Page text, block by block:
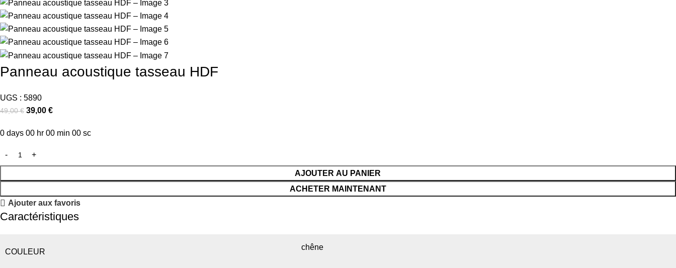
Panneau acoustique tasseau HDF
UGS : 5890
49,00€ 39,00 €
0 days 00 hr 00 min 00 sc
AJOUTER AU PANIER
ACHETER MAINTENANT
Ajouter aux favoris
Caractéristiques
COULEUR
chêne